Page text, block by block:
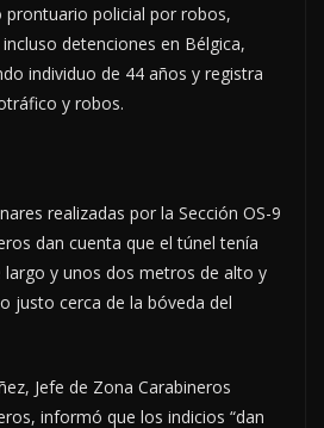
policial por robos,
detenciones en Bélgica,
individuo de 44 años y registra
y robos.
realizadas por la Sección OS-9
dan cuenta que el túnel tenía
y unos dos metros de alto y
justo cerca de la bóveda del
Jefe de Zona Carabineros
informó que los indicios “dan